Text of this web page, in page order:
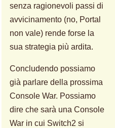
senza ragionevoli passi di
avvicinamento (no, Portal
non vale) rende forse la
sua strategia più ardita.
Concludendo possiamo
già parlare della prossima
Console War. Possiamo
dire che sarà una Console
War in cui Switch2 si